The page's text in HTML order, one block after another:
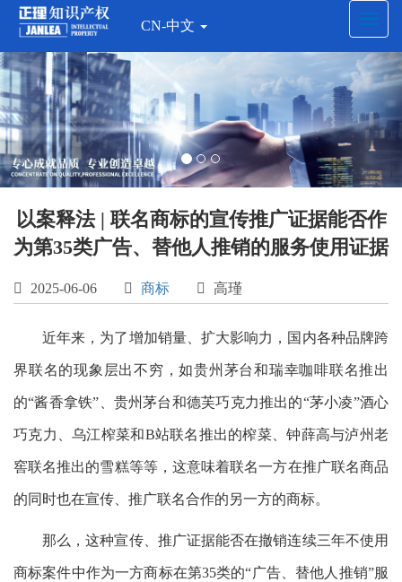
CN-中文
以案释法 | 联名商标的宣传推广证据能否作
为第35类广告、替他人推销的服务使用证据
 2025-06-06  商标  高瑾
近年来，为了增加销量、扩大影响力，国内各种品牌跨
界联名的现象层出不穷，如贵州茅台和瑞幸咖啡联名推出
的“酱香拿铁”、贵州茅台和德芙巧克力推出的“茅小凌”酒心
巧克力、乌江榨菜和B站联名推出的榨菜、钟薛高与泸州老
窖联名推出的雪糕等等，这意味着联名一方在推广联名商品
的同时也在宣传、推广联名合作的另一方的商标。
那么，这种宣传、推广证据能否在撤销连续三年不使用
商标案件中作为一方商标在第35类的“广告、替他人推销”服